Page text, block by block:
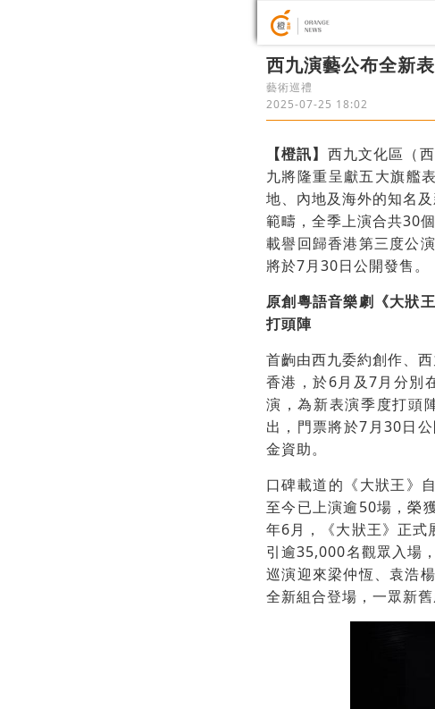
西九演藝公布全新
藝術巡禮
2025-07-25 18:02
【橙訊】 西九文化區（
九將隆重呈獻五大旗艦
地、內地及海外的知名
範疇，全季上演合共30
載譽回歸香港第三度公
將於7月30日公開發售。
原創粵語音樂劇《大狀
打頭陣
首齣由西九委約創作、
香港，於6月及7月分別
演，為新表演季度打頭
出，門票將於7月30日
金資助。
口碑載道的《大狀王》
至今已上演逾50場，榮
年6月，《大狀王》正式
引逾35,000名觀眾入場
巡演迎來梁仲恆、袁浩
全新組合登場，一眾新